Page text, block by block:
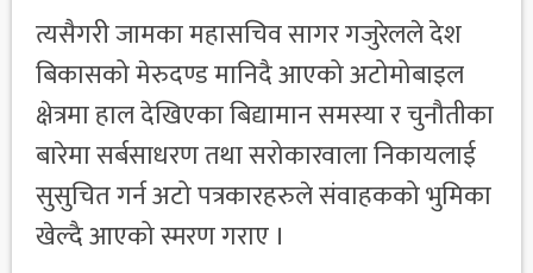
त्यसैगरी जामका महासचिव सागर गजुरेलले देश
बिकासको मेरुदण्ड मानिदै आएको अटोमोबाइल
क्षेत्रमा हाल देखिएका बिद्यामान समस्या र चुनौतीका
बारेमा सर्बसाधरण तथा सरोकारवाला निकायलाई
सुसुचित गर्न अटो पत्रकारहरुले संवाहकको भुमिका
खेल्दै आएको स्मरण गराए ।